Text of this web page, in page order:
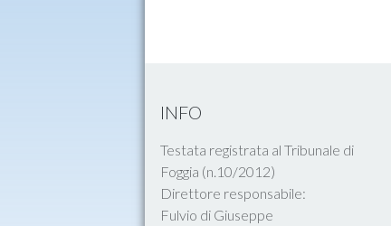
INFO
Testata registrata al Tribunale di
Foggia (n.10/2012)
Direttore responsabile:
Fulvio di Giuseppe